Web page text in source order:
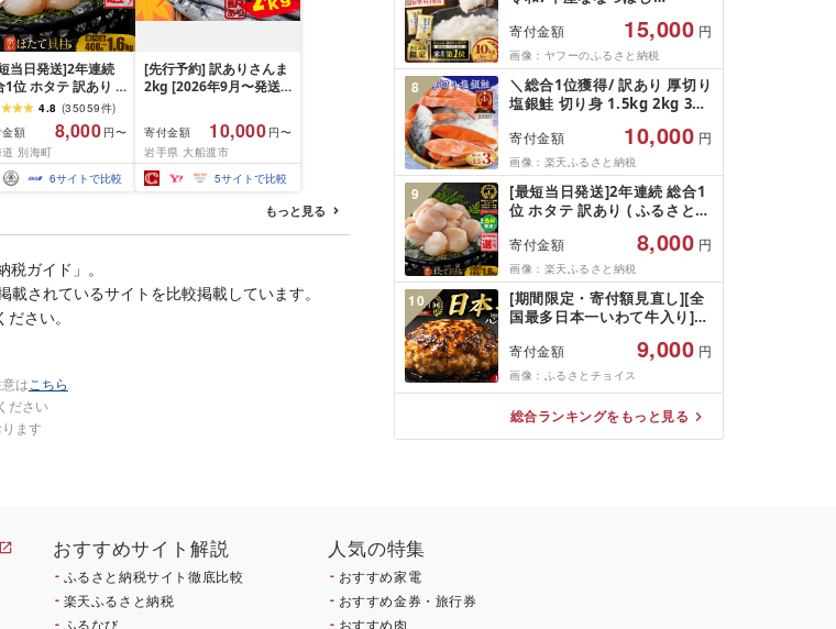
当日発送]2年連続
1位 ホタテ 訳あり (
さと納税 ほたて ふ
と納税 訳あり 帆立
さと わけあり ホタ
柱 貝 人気 不揃い 刺
格外 魚介 ランキン
鮮 冷凍 発送時期が
4.8 (35059件)
額
8,000 円〜
別海町
6サイトで比較
[先行予約] 訳ありさんま
2kg [2026年9月〜発送
マ Sashimi FISH 魚 新
鮮 ごはん 夕飯 おかず お
つまみ 晩酌 米 丼 海産物
海鮮 魚介 魚介類 テレビ
TV 放送 ニュース 番組
大船渡 大船渡市 三陸 被
寄付金額 10,000 円〜
岩手県 大船渡市
5サイトで比較
もっと見る
ガイド」。
されているサイトを比較掲載しています。
さい。
はこちら
ださい
ます
お米[さとふる限定]_05957
寄付金額 15,000 円
画像：ヤフーのふるさと納税
8
＼総合1位獲得/ 訳あり 厚切り
塩銀鮭 切り身 1.5kg 2kg 3kg
さけ しゃけ サーモン 魚 魚介
類 魚介 魚貝 水産 海鮮 海産物
冷凍 厚切 肉 厚 塩鮭 銀鮭 ふ
るさと 送料無料 切身 規格外
千葉県 銚子市 銚子東洋
寄付金額 10,000 円
画像：楽天ふるさと納税
9
[最短当日発送]2年連続 総合1
位 ホタテ 訳あり ( ふるさと納
り 帆立 ふるさと わけあり ホ
タテ貝柱 貝 人気 不揃い 刺身
規格外 魚介 ランキング 海鮮
冷凍 発送時期が選べる 北海道
別海町 )(クラウドファンディ
ング対象)
寄付金額 8,000 円
画像：楽天ふるさと納税
10
[期間限定・寄付額見直し][全
国最多日本一いわて牛入り]ハ
いわて牛 × 岩中豚 ハンバーグ
合挽き 合い挽き 黒毛和牛 人
気 冷凍 個包装 小分け 冷凍 牛
肉 豚肉 和牛 ビーフ ポーク は
んばーぐ 挽肉 お肉 ミンチ 肉
寄付金額 9,000 円
画像：ふるさとチョイス
総合ランキングをもっと見る
おすすめサイト解説
ふるさと納税サイト徹底比較
楽天ふるさと納税
ふるなび
人気の特集
おすすめ家電
おすすめ金券・旅行券
おすすめ肉